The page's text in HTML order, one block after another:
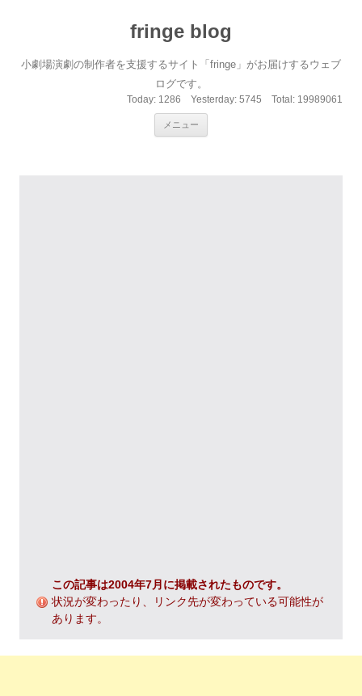
fringe blog
小劇場演劇の制作者を支援するサイト「fringe」がお届けするウェブ
ログです。
Today: 1286 Yesterday: 5745 Total: 19989061
メニュー
この記事は2004年7月に掲載されたものです。
状況が変わったり、リンク先が変わっている可能性が
あります。